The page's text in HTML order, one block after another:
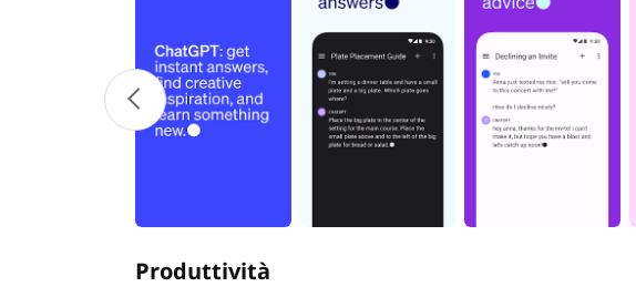
Produttività